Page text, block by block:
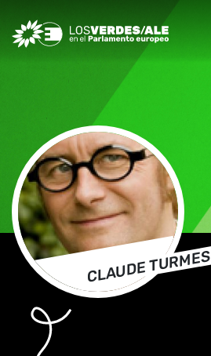
Greens/EFA Home
CLAUDE TURMES